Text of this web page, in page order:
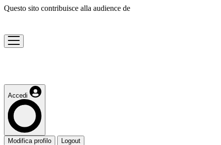
Questo sito contribuisce alla audience de
Accedi
Modifica profilo Logout